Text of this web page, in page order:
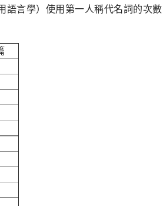
言學）使用第一人稱代名詞的次